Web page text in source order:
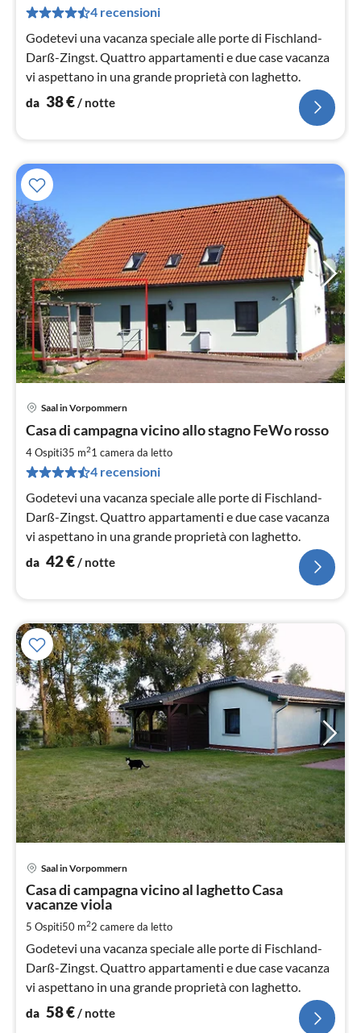
4 recensioni
Godetevi una vacanza speciale alle porte di Fischland-
Darß-Zingst. Quattro appartamenti e due case vacanza
vi aspettano in una grande proprietà con laghetto.
da 38€/ notte
Saal in Vorpommern
Casa di campagna vicino allo stagno FeWo rosso
4 Ospiti35 m21 camera da letto
4 recensioni
Godetevi una vacanza speciale alle porte di Fischland-
Darß-Zingst. Quattro appartamenti e due case vacanza
vi aspettano in una grande proprietà con laghetto.
da 42€/ notte
Saal in Vorpommern
Casa di campagna vicino al laghetto Casa
vacanze viola
5 Ospiti50 m22 camere da letto
Godetevi una vacanza speciale alle porte di Fischland-
Darß-Zingst. Quattro appartamenti e due case vacanza
vi aspettano in una grande proprietà con laghetto.
da 58€/ notte